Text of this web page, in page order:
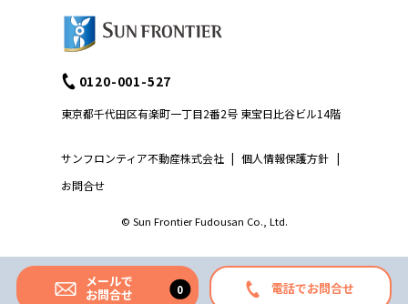
サンフロンティア不動産株式会社 | 個人情報保護方針 |
お問合せ
0120-001-527
東京都千代田区有楽町一丁目2番2号 東宝日比谷ビル14階
© Sun Frontier Fudousan Co., Ltd.
メールで
お問合せ 電話でお問合せ